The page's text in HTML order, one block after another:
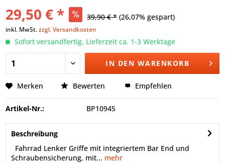
29,50 € * 39,90 € * (26,07% gespart)
inkl. MwSt.zzgl. Versandkosten
Sofort versandfertig, Lieferzeit ca. 1-3 Werktage
IN DEN WARENKORB
Merken Bewerten Empfehlen
Artikel-Nr.: BP10945
Beschreibung
Fahrrad Lenker Griffe mit integriertem Bar End und
Schraubensicherung, mit... mehr